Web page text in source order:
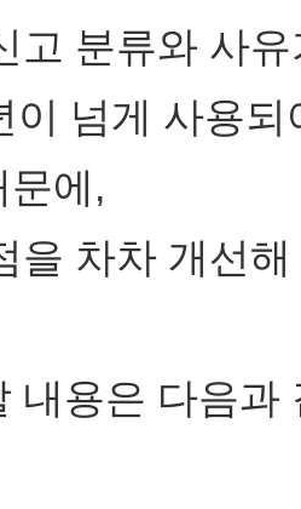
고 분류와 사
이 넘게 사용
문에,
을 차차 개선
내용은 다음과